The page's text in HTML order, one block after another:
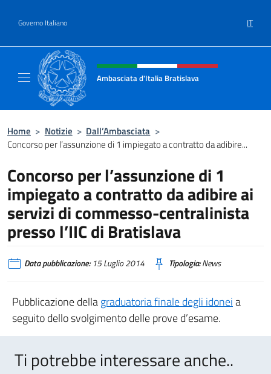
Governo Italiano IT
Intestazione sito, social e menù
Ambasciata d'Italia Bratislava
Home > Notizie > Dall’Ambasciata >
Concorso per l’assunzione di 1 impiegato a contratto da adibire...
Concorso per l’assunzione di 1
impiegato a contratto da adibire ai
servizi di commesso-centralinista
presso l’IIC di Bratislava
Data pubblicazione:15 Luglio 2014 Tipologia:News
Pubblicazione dellagraduatoria finale degli idoneia
seguito dello svolgimento delle prove d’esame.
Ti potrebbe interessare anche..